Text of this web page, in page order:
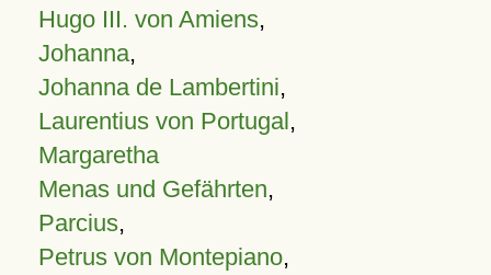
Hugo III. von Amiens,
Johanna,
Johanna de Lambertini,
Laurentius von Portugal,
Margaretha
Menas und Gefährten,
Parcius,
Petrus von Montepiano,